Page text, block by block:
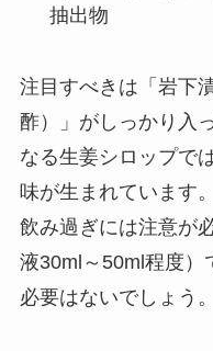
抽出物
注目すべきは「岩下
酢）」がしっかり入
なる生姜シロップで
味が生まれています
飲み過ぎには注意が
液30ml～50ml程度）
必要はないでしょう。